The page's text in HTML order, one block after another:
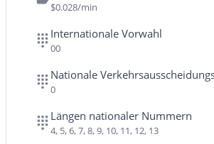
$0.028/min
Internationale Vorwahl
00
Nationale
0
Längen nationaler Nummern
4, 5, 6, 7, 8, 9, 10, 11, 12, 13